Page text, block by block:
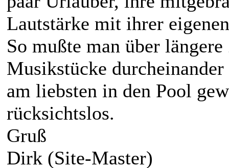
Lautstärke mit ihrer
So mußte man über
Musikstücke
am liebsten in den Pool
rücksichtslos.
Gruß
Dirk (Site-Master)